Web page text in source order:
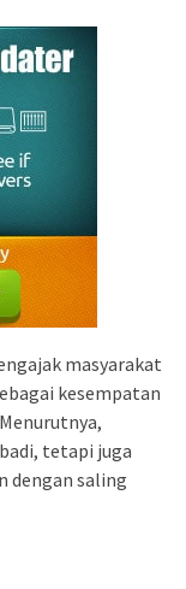
masyarakat
kesempatan
tetapi juga
dengan saling